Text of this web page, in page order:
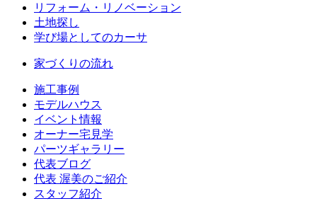
リフォーム・リノベーション
土地探し
学び場としてのカーサ
家づくりの流れ
施工事例
モデルハウス
イベント情報
オーナー宅見学
パーツギャラリー
代表ブログ
代表 渥美のご紹介
スタッフ紹介